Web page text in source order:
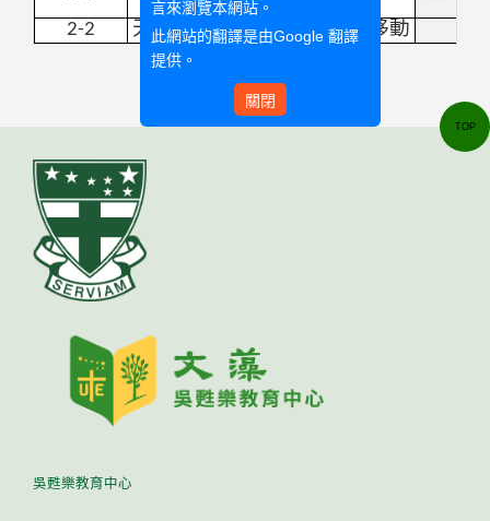
學設計
2-2
天主教/基督宗教協會國際移動
吳甦樂教育中心
TOP
言來瀏覽本網站。
此網站的翻譯是由Google 翻譯
提供。
關閉